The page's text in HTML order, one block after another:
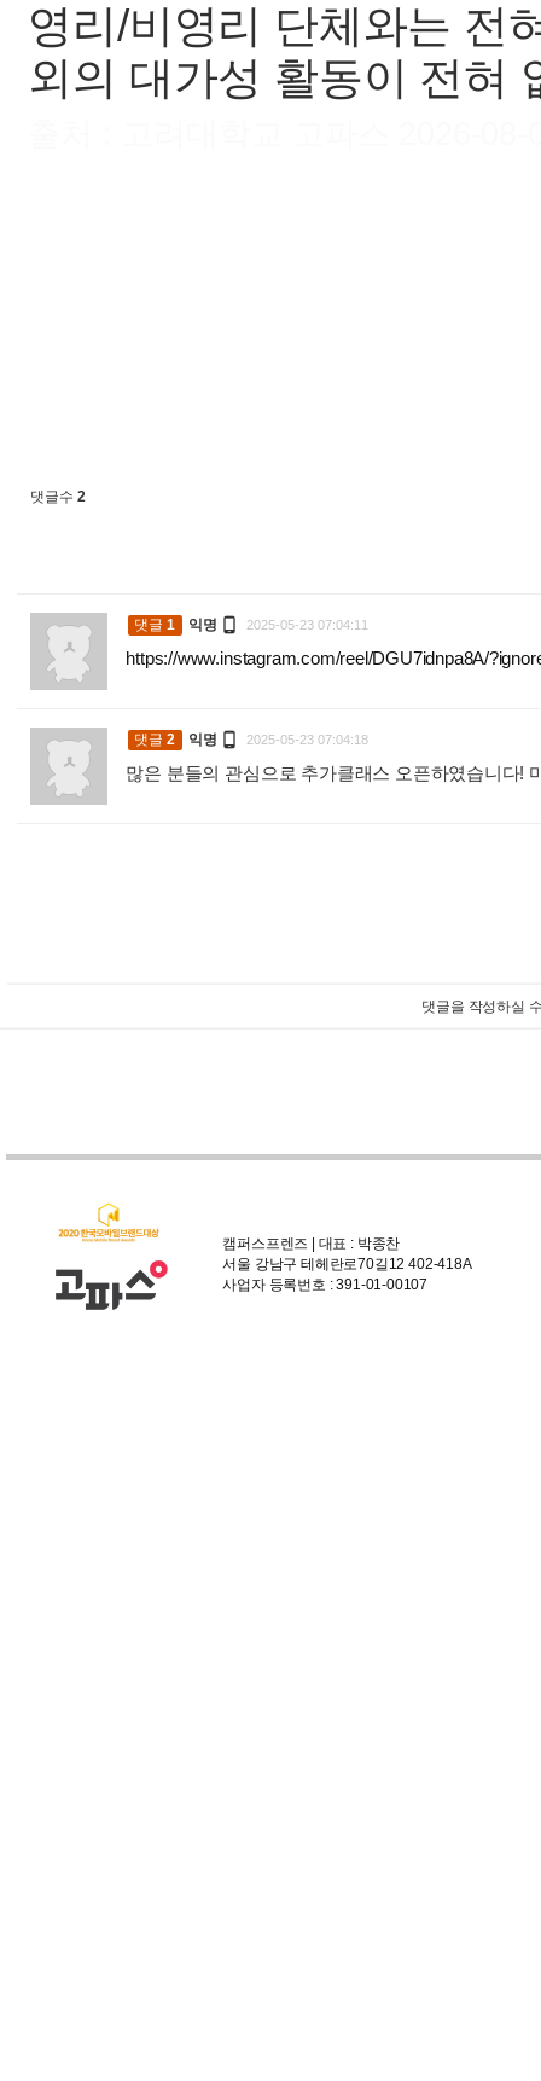
영리/비영리 단체와는 전
외의 대가성 활동이 전혀
댓글수 2
댓글 1 익명  2025-05-23 07:04:11
https://www.instagram.com/reel/DGU7idnpa8A/
댓글 2 익명  2025-05-23 07:04:18
많은 분들의 관심으로 추가클래스 오픈하였습니다!
댓글을 작성하실
캠퍼스프렌즈 | 대표 : 박종찬
서울 강남구 테헤란로70길12 402-418A
사업자 등록번호 : 391-01-00107